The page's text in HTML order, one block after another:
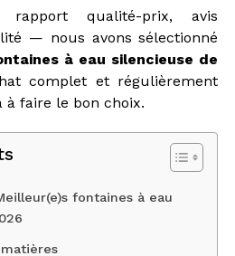
qualité-prix, avis
— nous avons sélectionné
à eau silencieuse de
complet et régulièrement
à faire le bon choix.
fontaines à eau